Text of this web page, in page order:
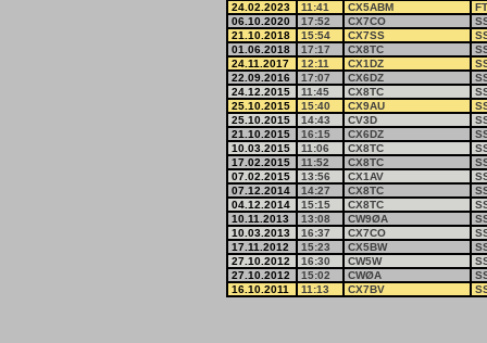
24.02.2023
11:41 CX5ABM
06.10.2020
17:52 CX7CO
21.10.2018
15:54 CX7SS
01.06.2018
17:17 CX8TC
24.11.2017
12:11 CX1DZ
22.09.2016
17:07 CX6DZ
24.12.2015
11:45 CX8TC
25.10.2015
15:40 CX9AU
25.10.2015
14:43 CV3D
21.10.2015
16:15 CX6DZ
10.03.2015
11:06 CX8TC
17.02.2015
11:52 CX8TC
07.02.2015
13:56 CX1AV
07.12.2014
14:27 CX8TC
04.12.2014
15:15 CX8TC
10.11.2013
13:08 CW9ØA
10.03.2013
16:37 CX7CO
17.11.2012
15:23 CX5BW
27.10.2012
16:30 CW5W
27.10.2012
15:02 CWØA
16.10.2011
11:13 CX7BV